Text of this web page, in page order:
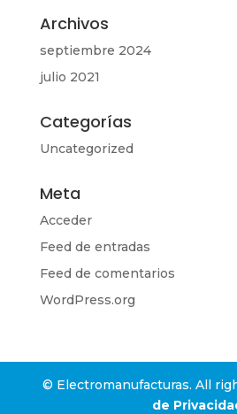
Archivos
septiembre 2024
julio 2021
Categorías
Uncategorized
Meta
Acceder
Feed de entradas
Feed de comentarios
WordPress.org
© Electromanufacturas. All
de